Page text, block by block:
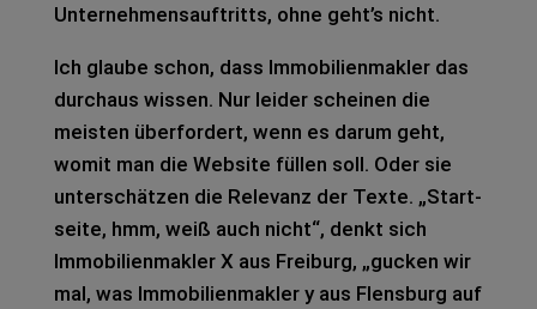
Unter­neh­mens­auf­tritts, ohne geht’s nicht.
Ich glau­be schon, dass Immo­bi­li­en­mak­ler das
durch­aus wis­sen. Nur lei­der schei­nen die
meis­ten über­for­dert, wenn es darum geht,
womit man die Web­site fül­len soll. Oder sie
unter­schät­zen die Rele­vanz der Texte. „Start­
sei­te, hmm, weiß auch nicht“, denkt sich
Immo­bi­li­en­mak­ler X aus Frei­burg, „gucken wir
mal, was Immo­bi­li­en­mak­ler y aus Flens­burg auf